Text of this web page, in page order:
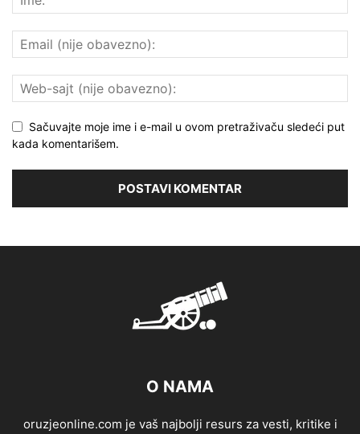
Sačuvajte moje ime i e-mail u ovom pretraživaču sledeći put
kada komentarišem.
O NAMA
oruzjeonline.com je vaš najbolji resurs za vesti, kritike i